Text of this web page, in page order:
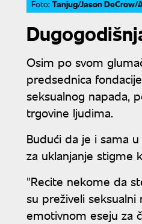
Foto: Tanjug/Jason DeCrow/
Osim po svom
predsednica
seksualnog napada,
trgovine ljudima.
Budući da je i sama
za uklanjanje stigme
"Recite nekome da
su preživeli
emotivnom eseju za